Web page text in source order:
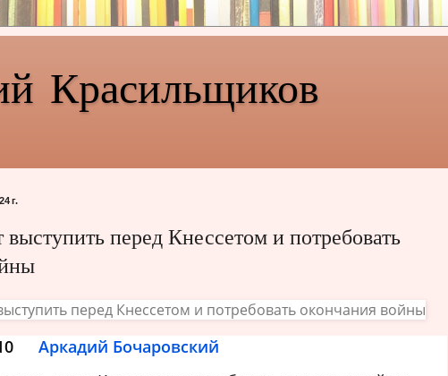
Красильщиков
г.
перед Кнессетом и потребовать
Аркадий Бочаровский